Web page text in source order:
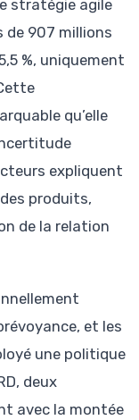
stratégie agile
de 907 millions
%, uniquement
qu’elle
expliquent
produits,
de la relation
et les
une politique
deux
avec la montée